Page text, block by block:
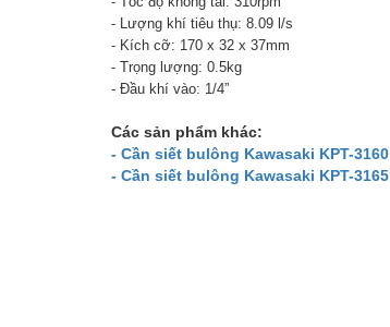
- Lượng khí tiêu thụ: 8.09 l/s
- Kích cỡ: 170 x 32 x 37mm
- Trọng lượng: 0.5kg
- Đầu khí vào: 1/4”
Các sản phẩm khác:
- Cần siết bulông Kawasaki KPT-3160
- Cần siết bulông Kawasaki KPT-3165